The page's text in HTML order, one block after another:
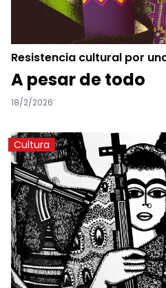
Resistencia cultural por
A pesar de todo
18/2/2026
Cultura